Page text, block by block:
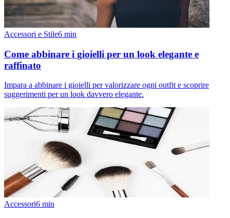
Accessori e Stile6 min
Come abbinare i gioielli per un look elegante e
raffinato
Impara a abbinare i gioielli per valorizzare ogni outfit e scoprire
suggerimenti per un look davvero elegante.
Accessori6 min